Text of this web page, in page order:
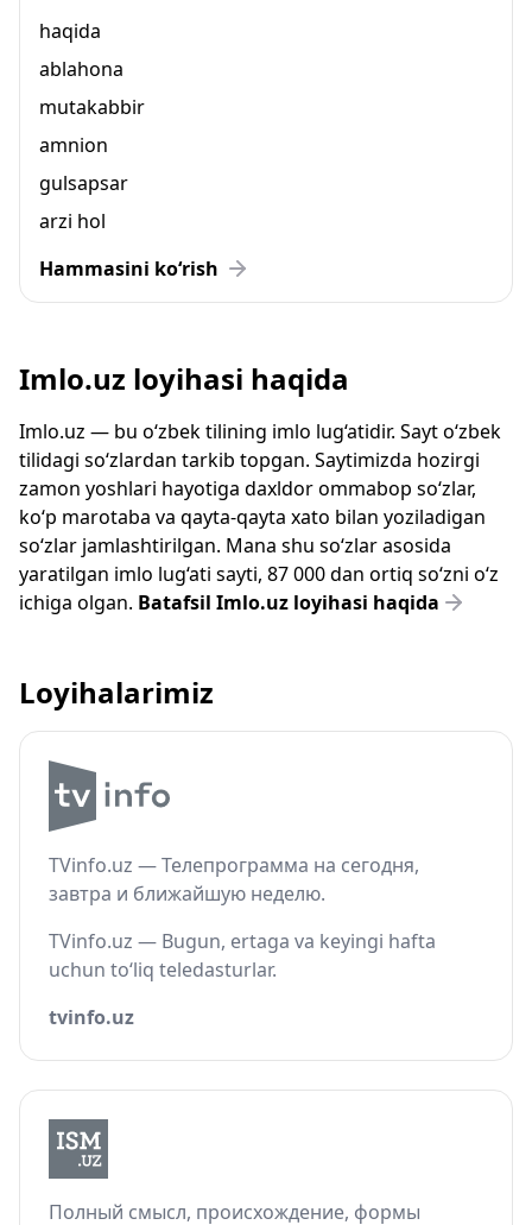
haqida
ablahona
mutakabbir
amnion
gulsapsar
arzi hol
Hammasini ko‘rish
Imlo.uz loyihasi haqida
Imlo.uz — bu o‘zbek tilining imlo lug‘atidir. Sayt o‘zbek
tilidagi so‘zlardan tarkib topgan. Saytimizda hozirgi
zamon yoshlari hayotiga daxldor ommabop so‘zlar,
ko‘p marotaba va qayta-qayta xato bilan yoziladigan
so‘zlar jamlashtirilgan. Mana shu so‘zlar asosida
yaratilgan imlo lug‘ati sayti, 87 000 dan ortiq so‘zni o‘z
ichiga olgan. Batafsil Imlo.uz loyihasi haqida
Loyihalarimiz
TVinfo.uz — Телепрограмма на сегодня,
завтра и ближайшую неделю.
TVinfo.uz — Bugun, ertaga va keyingi hafta
uchun to‘liq teledasturlar.
tvinfo.uz
Полный смысл, происхождение, формы